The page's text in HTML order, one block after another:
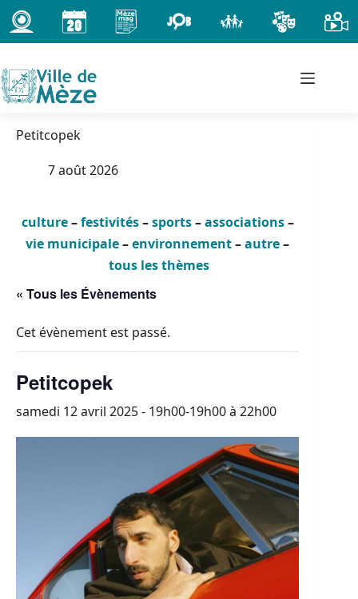
Passer
au
contenu
Petitcopek
7 août 2026
culture–festivités–sports–associations–
vie municipale–environnement–autre–
tous les thèmes
« Tous les Évènements
Cet évènement est passé.
Petitcopek
samedi 12 avril 2025 - 19h00-19h00à 22h00